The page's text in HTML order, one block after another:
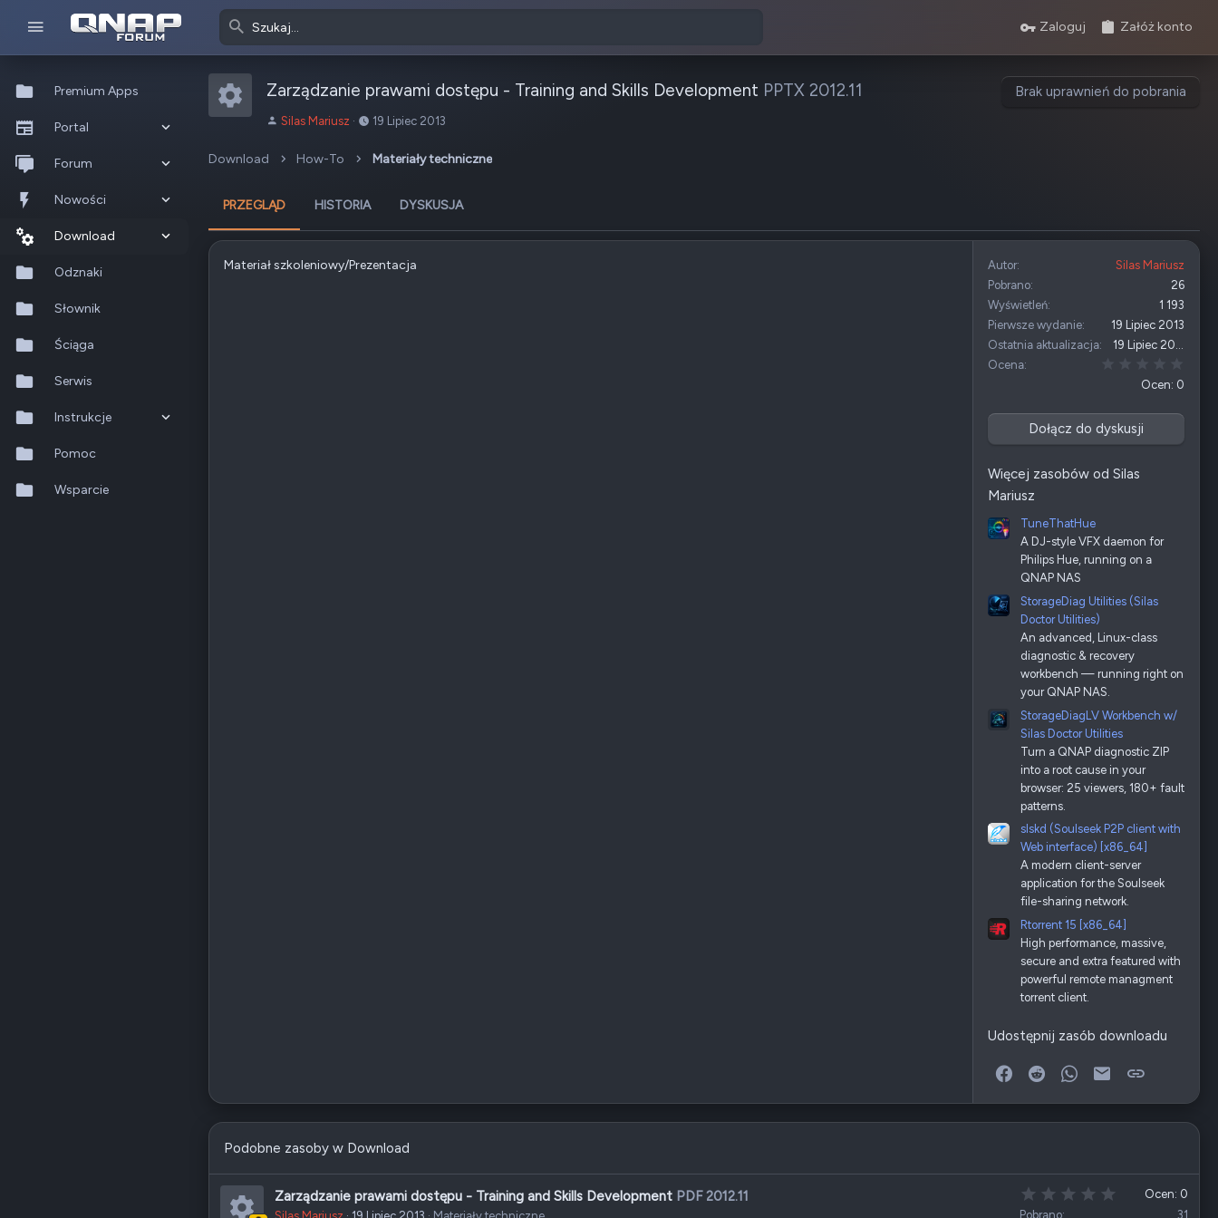
Zaloguj Załóż konto
Premium Apps
Portal
Co nowego?
Ostatnia aktywność
Forum
Nowe posty
Popularne
Szukaj na forum
Nowości
Nowe posty
Wszystkie posty
Nowe zasoby
Ostatnia aktywność
Download
Szukaj zasobów
Odznaki
Słownik
Ściąga
Serwis
Instrukcje
QTS 5.2.x
QuTS hero h6.0.x
Pomoc
Wsparcie
Ikona zasobu
Zarządzanie prawami dostępu - Training and Skills Development PPTX 2012.11 Brak uprawnień do pobrania
A
t
Silas Mariusz
D
t
w
r
19 Lipiec 2013
Download How-To Materiały techniczne
PRZEGLĄD HISTORIA DYSKUSJA
Materiał szkoleniowy/Prezentacja Autor
Silas Mariusz
Pobrano
26
Wyświetleń
1 193
Pierwsze wydanie
19 Lipiec 2013
Ostatnia aktualizacja
19 Lipiec 2013
Ocena
Ocen: 0
Dołącz do dyskusji
Więcej zasobów od Silas
Mariusz
TuneThatHue
A DJ-style VFX daemon for
Philips Hue, running on a
QNAP NAS
StorageDiag Utilities (Silas
Doctor Utilities)
An advanced, Linux-class
diagnostic & recovery
workbench — running right on
your QNAP NAS.
StorageDiagLV Workbench w/
Silas Doctor Utilities
Turn a QNAP diagnostic ZIP
into a root cause in your
browser: 25 viewers, 180+ fault
patterns.
slskd (Soulseek P2P client with
Web interface) [x86_64]
A modern client-server
application for the Soulseek
file-sharing network.
Rtorrent 15 [x86_64]
High performance, massive,
secure and extra featured with
powerful remote managment
torrent client.
Udostępnij zasób downloadu
Facebook
Reddit WhatsApp
E-mailLink
Podobne zasoby w Download
Zarządzanie prawami dostępu - Training and Skills Development PDF 2012.11
Ocen: 0
Pobrano
31